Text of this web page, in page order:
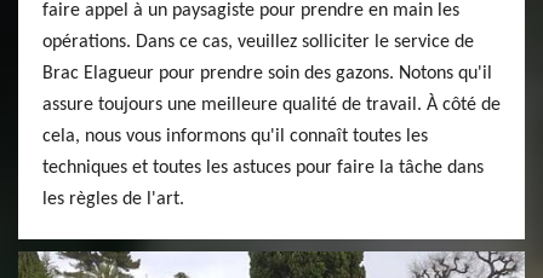
faire appel à un paysagiste pour prendre en main les
opérations. Dans ce cas, veuillez solliciter le service de
Brac Elagueur pour prendre soin des gazons. Notons qu'il
assure toujours une meilleure qualité de travail. À côté de
cela, nous vous informons qu'il connaît toutes les
techniques et toutes les astuces pour faire la tâche dans
les règles de l'art.